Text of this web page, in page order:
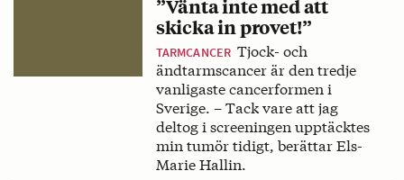
”Vänta inte med att
skicka in provet!”
TARMCANCER Tjock- och
ändtarmscancer är den tredje
vanligaste cancerformen i
Sverige. – Tack vare att jag
deltog i screeningen upptäcktes
min tumör tidigt, berättar Els-
Marie Hallin.